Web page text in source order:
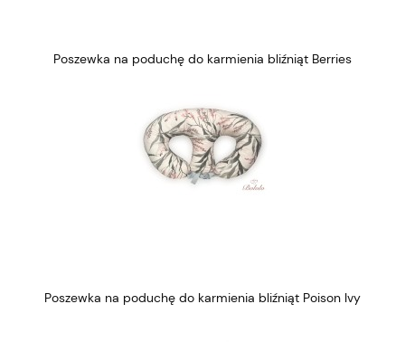
Poszewka na poduchę do karmienia bliźniąt Berries
Poszewka na poduchę do karmienia bliźniąt Poison Ivy